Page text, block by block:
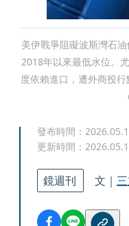
美伊戰爭阻礙波斯灣石
2018年以來最低水位。
度依賴進口，遭外商投
發布時間：
更新時間：
鏡週刊 文｜